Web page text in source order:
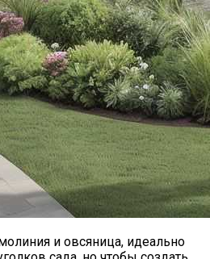
и овсяница, идеально